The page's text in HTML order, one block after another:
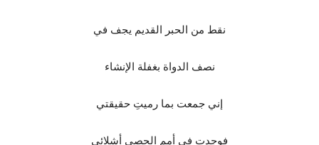
نقط من الحبر القديم يجف في
نصف الدواة بغفلة الإنشاء
إني جمعت بما رميتِ حقيقتي
فوجدت في أمم الحصى أشلائي